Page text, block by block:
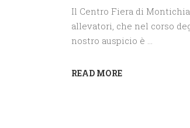
Il Centro Fiera di
allevatori, che nel corso
nostro auspicio è
READ MORE